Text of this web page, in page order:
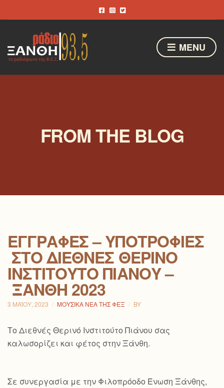
MENU
FROM THE BLOG
ΕΓΓΡΑΦΈΣ – ΥΠΟΤΡΟΦΊΕΣ
ΣΤΟ ΔΙΕΘΝΈΣ ΘΕΡΙΝΌ
ΙΝΣΤΙΤΟΎΤΟ ΠΙΆΝΟΥ –
ΞΆΝΘΗ 2023
3 ΜΑΪ́ΟΥ, 2023 ΜΟΥΣΙΚΆ ΝΈΑ ΤΗΣ ΦΕΞ BY
Το Διεθνές Θερινό Ινστιτούτο Πιάνου σας
καλωσορίζει και φέτος στην Ξάνθη.
Σε συνεργασία με την Φιλοπρόοδο Ένωση Ξάνθης,